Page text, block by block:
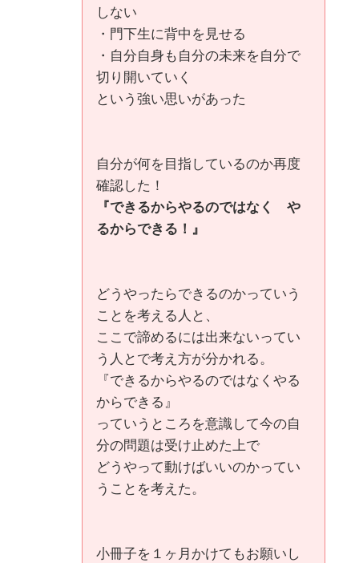
しない
・門下生に背中を見せる
・自分自身も自分の未来を自分で
切り開いていく
という強い思いがあった
自分が何を目指しているのか再度
確認した！
『できるからやるのではなく や
るからできる！』
どうやったらできるのかっていう
ことを考える人と、
ここで諦めるには出来ないってい
う人とで考え方が分かれる。
『できるからやるのではなくやる
からできる』
っていうところを意識して今の自
分の問題は受け止めた上で
どうやって動けばいいのかってい
うことを考えた。
小冊子を１ヶ月かけてもお願いし